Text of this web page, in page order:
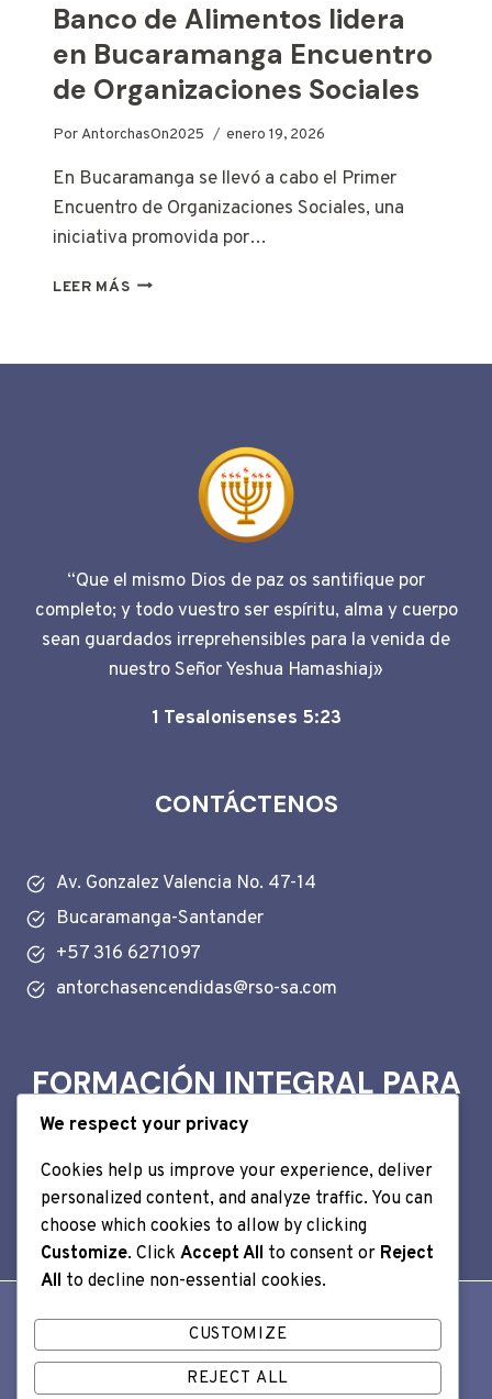
NUESTRA
Banco de Alimentos lidera
en Bucaramanga Encuentro
de Organizaciones Sociales
PorAntorchasOn2025 enero 19, 2026
En Bucaramanga se llevó a cabo el Primer
Encuentro de Organizaciones Sociales, una
iniciativa promovida por…
LEER MÁSBANCO
ORGANIZACIONES
SOCIALES
“Que el mismo Dios de paz os santifique por
completo; y todo vuestro ser espíritu, alma y cuerpo
sean guardados irreprehensibles para la venida de
nuestro Señor Yeshua Hamashiaj»
1 Tesalonisenses 5:23
CONTÁCTENOS
Av. Gonzalez Valencia No. 47-14
Bucaramanga-Santander
+57 316 6271097
antorchasencendidas@rso-sa.com
FORMACIÓN INTEGRAL PARA
LA VIDA
CONOCER MÁS
© 2026 MINISTERIO ANTORCHAS ENCENDIDAS -
DISEÑADO PORLOGILION
We respect your privacy
Cookies help us improve your experience, deliver
personalized content, and analyze traffic. You can
choose which cookies to allow by clicking
Customize. Click Accept All to consent or Reject
All to decline non-essential cookies.
CUSTOMIZE
REJECT ALL